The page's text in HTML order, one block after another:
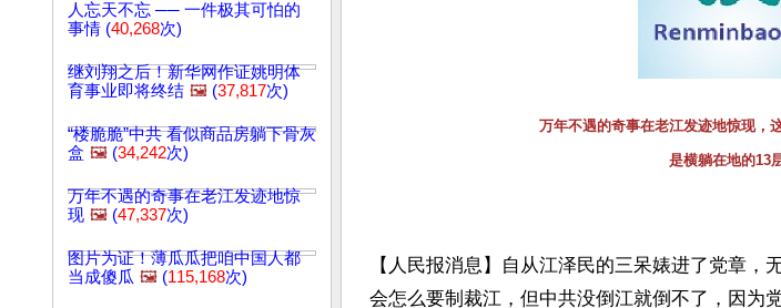
人忘天不忘 ── 一件极其可怕的
事情 (40,268次)
继刘翔之后！新华网作证姚明体
育事业即将终结 🖼️ (37,817次)
“楼脆脆”中共 看似商品房躺下骨灰
盒 🖼️ (34,242次)
万年不遇的奇事在老江发迹地惊
现 🖼️ (47,337次)
图片为证！薄瓜瓜把咱中国人都
当成傻瓜 🖼️ (115,168次)
万年不遇的奇事在老江发迹地惊现，
是横躺在地的13
【人民报消息】自从江泽民的三呆婊进了党章
会怎么要制裁江，但中共没倒江就倒不了，因为